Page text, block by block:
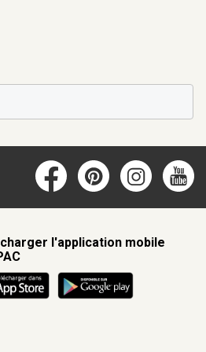
l'application mobile